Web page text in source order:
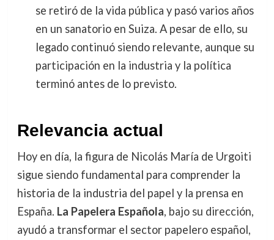
se retiró de la vida pública y pasó varios años
en un sanatorio en Suiza. A pesar de ello, su
legado continuó siendo relevante, aunque su
participación en la industria y la política
terminó antes de lo previsto.
Relevancia actual
Hoy en día, la figura de Nicolás María de Urgoiti
sigue siendo fundamental para comprender la
historia de la industria del papel y la prensa en
España. La Papelera Española, bajo su dirección,
ayudó a transformar el sector papelero español,